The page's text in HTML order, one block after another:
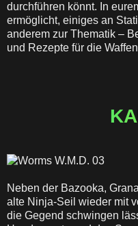
durchführen könnt. In
ermöglicht, einiges an
anderem zur Thematik –
und Rezepte für die
Neben der Bazooka,
alte Ninja-Seil wieder mit
die Gegend schwingen